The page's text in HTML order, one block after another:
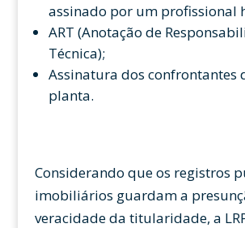
assinado por um profissional
ART (Anotação de
Técnica);
Assinatura dos confrontantes
planta.
Considerando que os registros
imobiliários guardam a
veracidade da titularidade, a